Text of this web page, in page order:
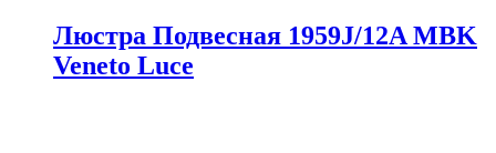
Люстра Подвесная 1959J/12A MBK
Veneto Luce